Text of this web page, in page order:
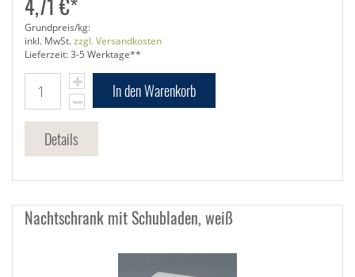
Grundpreis/kg:
inkl. MwSt.zzgl. Versandkosten
Lieferzeit: 3-5 Werktage**
In den Warenkorb
Details
Nachtschrank mit Schubladen, weiß